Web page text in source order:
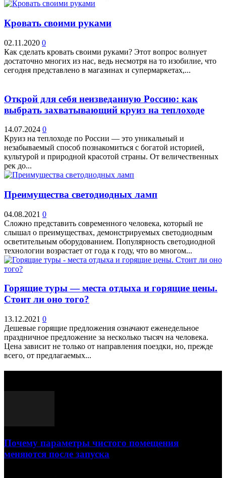
Кровать своими руками
02.11.2020 0
Как сделать кровать своими руками? Этот вопрос волнует
достаточно многих из нас, ведь несмотря на то изобилие, что
сегодня представлено в магазинах и супермаркетах,...
Открой для себя неизведанную Россию: как
выбрать захватывающий круиз на теплоходе
14.07.2024 0
Круиз на теплоходе по России — это уникальный и
незабываемый способ познакомиться с богатой историей,
культурой и природной красотой страны. От величественных
рек до...
Преимущества светодиодных ламп
04.08.2021 0
Сложно представить современного человека, который не
слышал о преимуществах, демонстрируемых светодиодным
осветительным оборудованием. Популярность светодиодной
технологии возрастает от года к году, что во многом...
Горящие туры — места отдыха и горящие цены.
Стоит ли оно того?
13.12.2021 0
Дешевые горящие предложения означают еженедельное
праздничное предложение за несколько тысяч на человека.
Цена зависит не только от направления поездки, но, прежде
всего, от предлагаемых...
Почему параметры чистого помещения
меняются после запуска